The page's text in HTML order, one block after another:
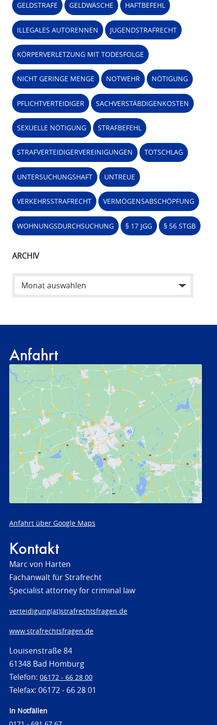
GELDSTRAFE GELDWÄSCHE HAFTBEFEHL
ILLEGALES AUTORENNEN JUGENDSTRAFRECHT
KÖRPERVERLETZUNG MIT TODESFOLGE
NICHT GERINGE MENGE NOTWEHR NÖTIGUNG
PFLICHTVERTEIDIGER SACHVERSTÄBDIGENKOSTEN
SEXUELLE NÖTIGUNG STRAFBEFEHL
STRAFVERTEIDIGERVEREINIGUNGEN TOTSCHLAG
UNTERSUCHUNGSHAFT UNTREUE
VERKEHRSSTRAFRECHT VERMÖGENSABSCHÖPFUNG
WOHNUNGSDURCHSUCHUNG § 17 JGG § 56 STGB
ARCHIV
Anfahrt
Anfahrt über Google Maps
Kontakt
Marc von Harten
Fachanwalt für Strafrecht
Specialist attorney for criminal law
verteidigung(at)strafrechtsfragen.de
www.strafrechtsfragen.de
Louisenstraße 84
61348 Bad Homburg
Telefon: 06172 - 66 28 00
Telefax: 06172 - 66 28 01
In Notfällen